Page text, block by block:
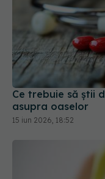
Ce trebuie să știi
asupra oaselor
15 iun 2026, 18:52